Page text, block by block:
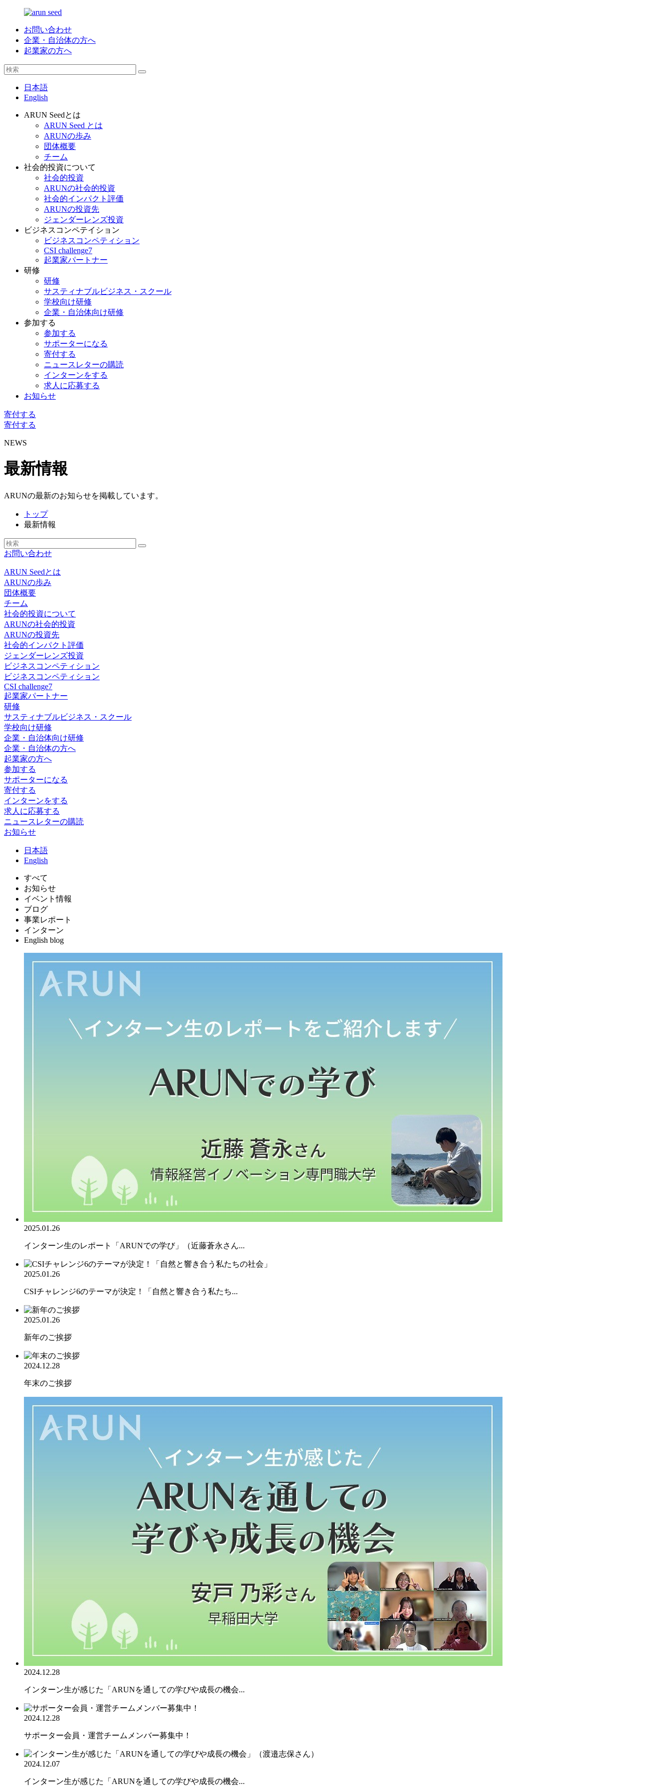
お問い合わせ
企業・自治体の方へ
起業家の方へ
日本語
English
ARUN Seedとは
ARUN Seed とは
ARUNの歩み
団体概要
チーム
社会的投資について
社会的投資
ARUNの社会的投資
社会的インパクト評価
ARUNの投資先
ジェンダーレンズ投資
ビジネスコンペテイション
ビジネスコンペティション
CSI challenge7
起業家パートナー
研修
研修
サスティナブルビジネス・スクール
学校向け研修
企業・自治体向け研修
参加する
参加する
サポーターになる
寄付する
ニュースレターの購読
インターンをする
求人に応募する
お知らせ
寄付する
寄付する
NEWS
最新情報
ARUNの最新のお知らせを掲載しています。
トップ
最新情報
お問い合わせ
ARUN Seedとは
ARUNの歩み
団体概要
チーム
社会的投資について
ARUNの社会的投資
ARUNの投資先
社会的インパクト評価
ジェンダーレンズ投資
ビジネスコンペティション
ビジネスコンペティション
CSI challenge7
起業家パートナー
研修
サスティナブルビジネス・スクール
学校向け研修
企業・自治体向け研修
企業・自治体の方へ
起業家の方へ
参加する
サポーターになる
寄付する
インターンをする
求人に応募する
ニュースレターの購読
お知らせ
日 本語
English
すべて
お知らせ
イベント情報
ブログ
事業レポート
インターン
English blog
2025.01.26
インターン生のレポート「ARUNでの学び」（近藤蒼永さん...
2025.01.26
CSIチャレンジ6のテーマが決定！「自然と響き合う私たち...
2025.01.26
新年のご挨拶
2024.12.28
年末のご挨拶
2024.12.28
インターン生が感じた「ARUNを通しての学びや成長の機会...
2024.12.28
サポーター会員・運営チームメンバー募集中！
2024.12.07
インターン生が感じた「ARUNを通しての学びや成長の機会...